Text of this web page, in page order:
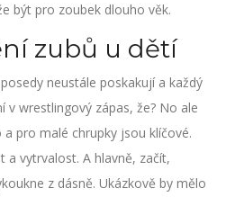
být pro zoubek dlouho věk.
zubů u dětí
neustále poskakují a každý
v wrestlingový zápas, že? No ale
pro malé chrupky jsou klíčové.
a vytrvalost. A hlavně, začít,
z dásně. Ukázkově by mělo